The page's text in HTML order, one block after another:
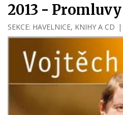
2013 -
SEKCE: HAVELNICE, KNIHY A CD |